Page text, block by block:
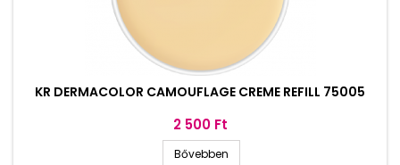
KR DERMACOLOR CAMOUFLAGE CREME REFILL 75005
Ár
2 500 Ft
Bővebben